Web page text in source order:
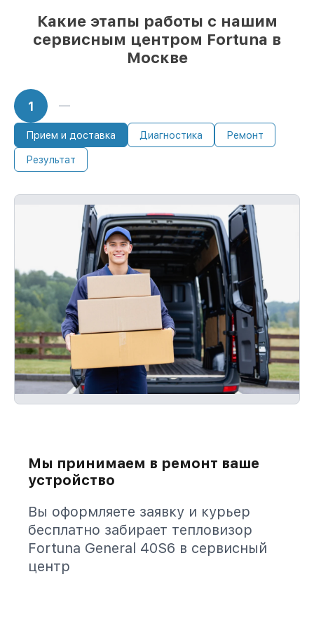
Какие этапы работы с нашим
сервисным центром Fortuna в
Москве
1
Прием и доставка Диагностика Ремонт
Результат
Мы принимаем в ремонт ваше
устройство
Вы оформляете заявку и курьер
бесплатно забирает тепловизор
Fortuna General 40S6 в сервисный
центр